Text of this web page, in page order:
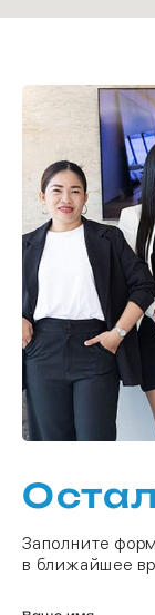
Заполните
в ближайшее